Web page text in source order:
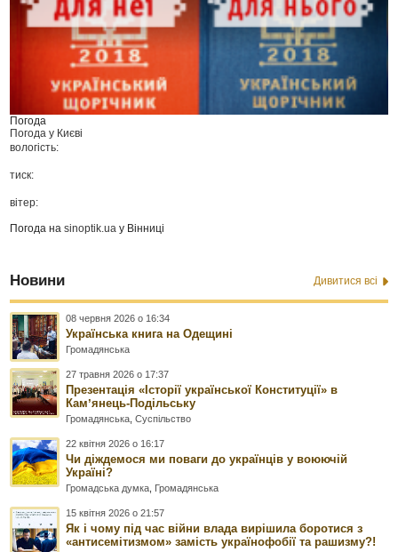
Погода
Погода у Києві
вологість:
тиск:
вітер:
Погода наsinoptik.ua у Вінниці
Новини Дивитися всі
08 червня 2026 о 16:34
Українська книга на Одещині
Громадянська
27 травня 2026 о 17:37
Презентація «Історії української Конституції» в
Камʼянець-Подільську
Громадянська ,Суспільство
22 квітня 2026 о 16:17
Чи діждемося ми поваги до українців у воюючій
Україні?
Громадська думка Громадянська
15 квітня 2026 о 21:57
Як і чому під час війни влада вирішила боротися з
«антисемітизмом» замість українофобії та рашизму?!